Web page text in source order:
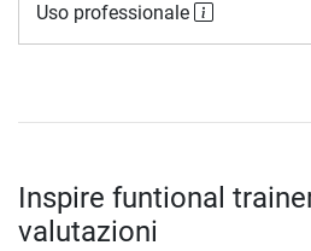
Uso professionale
Inspire funtional
valutazioni